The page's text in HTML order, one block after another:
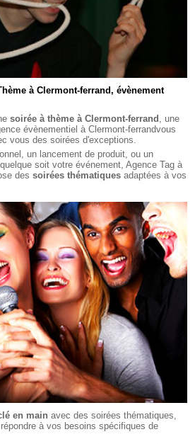
à Clermont-ferrand, évènement
soirée à thème à Clermont-ferrand , une
évènementiel à Clermont-ferrandvous
vous des soirées d'exceptions.
un lancement de produit, ou un
soit votre événement, Agence Tag à
dessoirées thématiques adaptées à vos
en main avec des soirées thématiques,
à vos besoins spécifiques de